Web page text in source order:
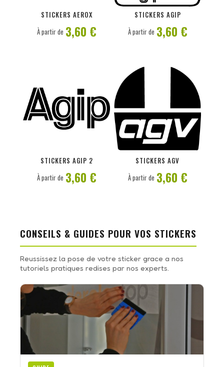
STICKERS AEROX
À partir de 3,60 €
STICKERS AGIP
PERSONNALISER
À partir de 3,60 €
STICKERS AGIP 2
À partir de 3,60 €
STICKERS AGV
PERSONNALISER
À partir de 3,60 €
CONSEILS & GUIDES POUR VOS STICKERS
Reussissez la pose de votre sticker grace a nos
tutoriels pratiques redises par nos experts.